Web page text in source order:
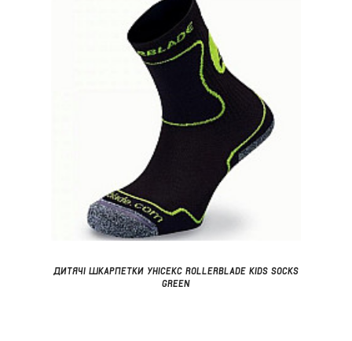
ДИТЯЧІ ШКАРПЕТКИ УНІСЕКС ROLLERBLADE KIDS SOCKS
GREEN